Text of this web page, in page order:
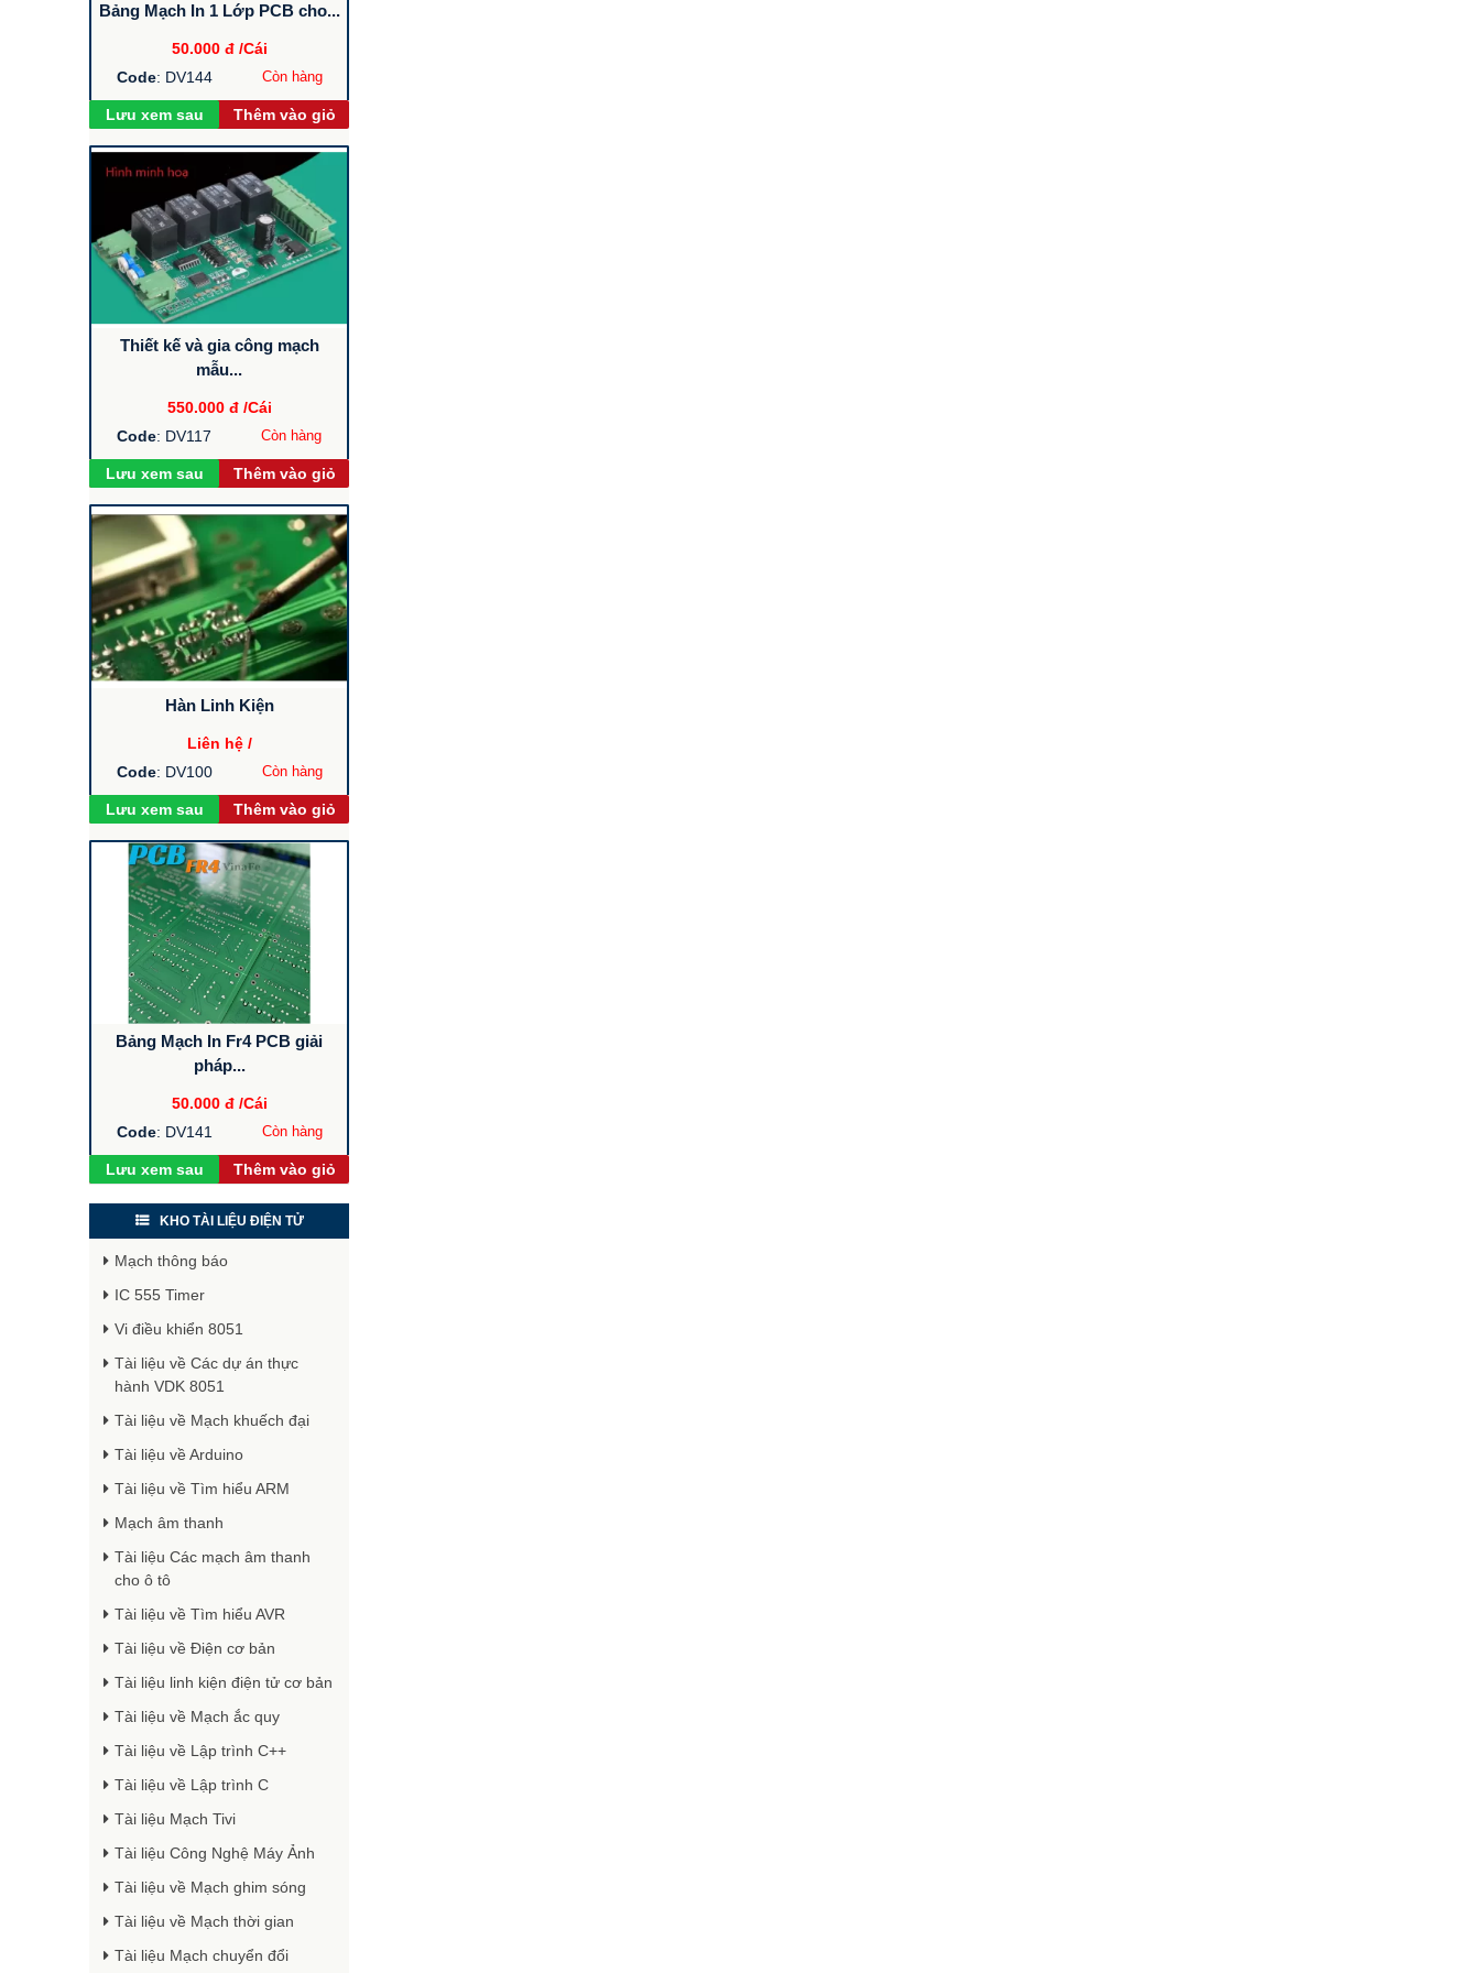
Bảng Mạch In 1 Lớp PCB cho...
50.000 đ/Cái
Code: DV144 Còn hàng
Lưu xem sau Thêm vào giỏ
Thiết kế và gia công mạch
mẫu...
550.000 đ/Cái
Code: DV117 Còn hàng
Lưu xem sau Thêm vào giỏ
Hàn Linh Kiện
Liên hệ /
Code: DV100 Còn hàng
Lưu xem sau Thêm vào giỏ
Bảng Mạch In Fr4 PCB giải
pháp...
50.000 đ/Cái
Code: DV141 Còn hàng
Lưu xem sau Thêm vào giỏ
KHO TÀI LIỆU ĐIỆN TỬ
Mạch thông báo
IC 555 Timer
Vi điều khiển 8051
Tài liệu về Các dự án thực
hành VDK 8051
Tài liệu về Mạch khuếch đại
Tài liệu về Arduino
Tài liệu về Tìm hiểu ARM
Mạch âm thanh
Tài liệu Các mạch âm thanh
cho ô tô
Tài liệu về Tìm hiểu AVR
Tài liệu về Điện cơ bản
Tài liệu linh kiện điện tử cơ bản
Tài liệu về Mạch ắc quy
Tài liệu về Lập trình C++
Tài liệu về Lập trình C
Tài liệu Mạch Tivi
Tài liệu Công Nghệ Máy Ảnh
Tài liệu về Mạch ghim sóng
Tài liệu về Mạch thời gian
Tài liệu Mạch chuyển đổi